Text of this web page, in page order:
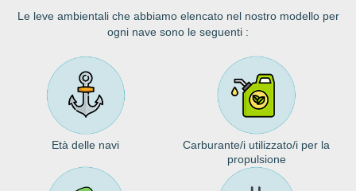
Le leve ambientali che abbiamo elencato nel nostro modello per
ogni nave sono le seguenti :
Età delle navi
Carburante/i utilizzato/i per la
propulsione